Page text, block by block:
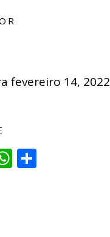
fevereiro 14, 2022
WhatsApp